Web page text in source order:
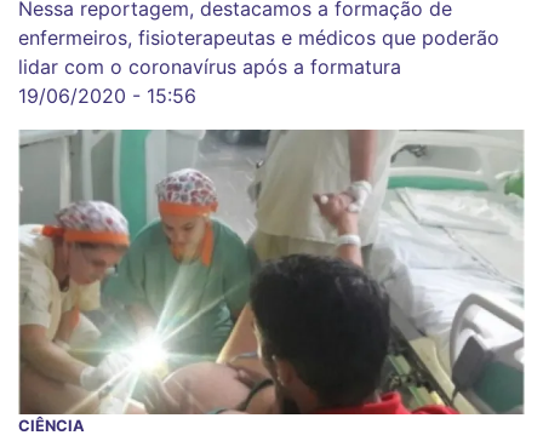
Nessa reportagem, destacamos a formação de
enfermeiros, fisioterapeutas e médicos que poderão
lidar com o coronavírus após a formatura
19/06/2020 - 15:56
CIÊNCIA